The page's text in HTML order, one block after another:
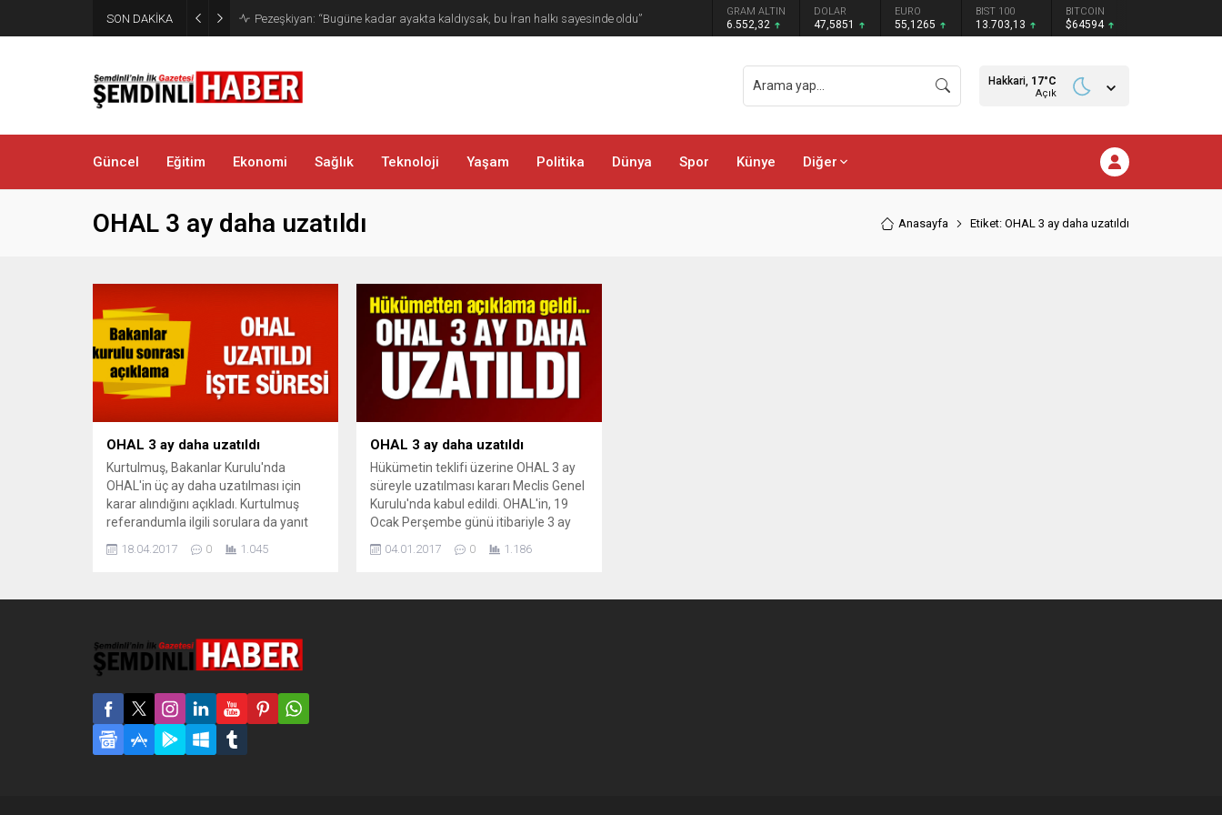
SON DAKİKA Kaymakam Erdoğan Altınsu Köyü ve Mezralarında Vatandaşlarla Buluştu GRAM ALTIN
6.552,32
DOLAR
47,5851
EURO
55,1265
BIST 100
13.703,13
BITCOIN
$64594
Hakkari, 17°C
Açık
Güncel Eğitim Ekonomi Sağlık Teknoloji Yaşam Politika Dünya Spor Künye Diğer
OHAL 3 ay daha uzatıldı Anasayfa Etiket: OHAL 3 ay daha uzatıldı
OHAL 3 ay daha uzatıldı
Kurtulmuş, Bakanlar Kurulu'nda
OHAL'in üç ay daha uzatılması için
karar alındığını açıkladı. Kurtulmuş
referandumla ilgili sorulara da yanıt
Hükümet Sözcüsü Numan Kurtulmuş,
böylesine önemli bir referandumun
millet iradesiyle gerçekleştiğini
18.04.2017 0 1.045
OHAL 3 ay daha uzatıldı
Hükümetin teklifi üzerine OHAL 3 ay
süreyle uzatılması kararı Meclis Genel
Kurulu'nda kabul edildi. OHAL'in, 19
Ocak Perşembe günü itibariyle 3 ay
Tezkeresi, TBMM Genel Kurulu'nda
04.01.2017 0 1.186